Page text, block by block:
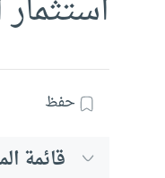
حفظ
قائمة